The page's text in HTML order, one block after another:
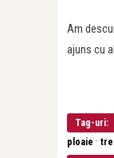
Am
ajuns cu
Tag-uri:
ploaie ·